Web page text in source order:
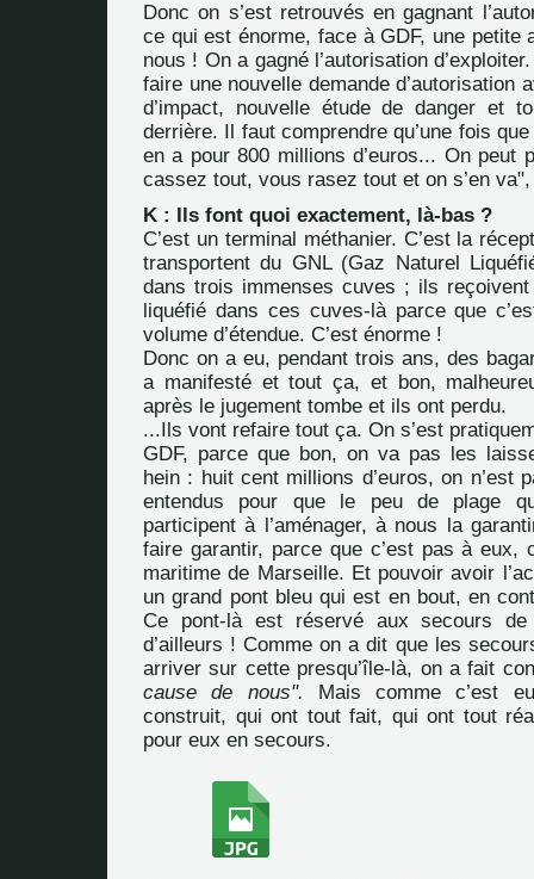
Donc on s’est retrouvés en gagnant
ce qui est énorme, face à GDF, une petite
nous ! On a gagné l’autorisation
faire une nouvelle demande d’autorisation
d’impact, nouvelle étude de danger et
derrière. Il faut comprendre qu’une fois
en a pour 800 millions d’euros... On peut
cassez tout, vous rasez tout et on s’en
K : Ils font quoi exactement, là-bas ?
C’est un terminal méthanier. C’est la
transportent du GNL (Gaz Naturel
dans trois immenses cuves ; ils
liquéfié dans ces cuves-là parce que
volume d’étendue. C’est énorme !
Donc on a eu, pendant trois ans, des
a manifesté et tout ça, et bon,
après le jugement tombe et ils ont perdu.
...Ils vont refaire tout ça. On s’est
GDF, parce que bon, on va pas les
hein : huit cent millions d’euros, on n’est
entendus pour que le peu de plage
participent à l’aménager, à nous la
faire garantir, parce que c’est pas à eux,
maritime de Marseille. Et pouvoir avoir
un grand pont bleu qui est en bout, en
Ce pont-là est réservé aux secours de
d’ailleurs ! Comme on a dit que les
arriver sur cette presqu’île-là, on a fait
cause de nous". Mais comme c’est
construit, qui ont tout fait, qui ont tout
pour eux en secours.